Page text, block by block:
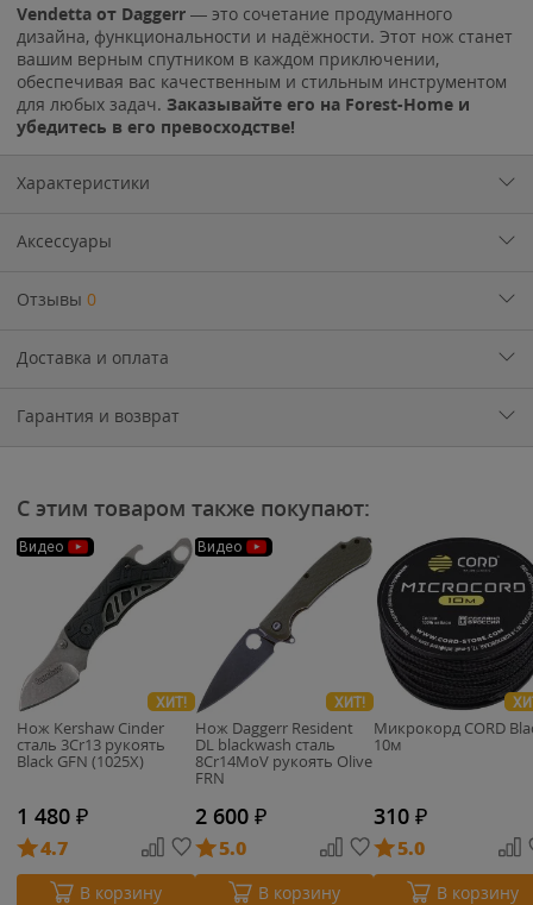
Vendetta от Daggerr — это сочетание продуманного
дизайна, функциональности и надёжности. Этот нож станет
вашим верным спутником в каждом приключении,
обеспечивая вас качественным и стильным инструментом
для любых задач. Заказывайте его на Forest-Home и
убедитесь в его превосходстве!
Характеристики
Аксессуары
Отзывы 0
Доставка и оплата
Гарантия и возврат
С этим товаром также покупают:
Видео
ХИТ!
Нож Kershaw Cinder
cталь 3Cr13 рукоять
Black GFN (1025X)
1 480 ₽
4.7
В корзину
Видео
ХИТ!
Нож Daggerr Resident
DL blackwash сталь
8Cr14MoV рукоять Olive
FRN
2 600 ₽
5.0
В корзину
Микрокорд CORD
10м
310 ₽
5.0
В корзину